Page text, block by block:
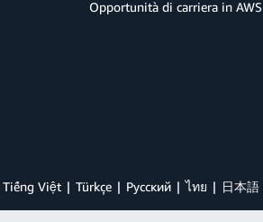
Opportunità di carriera in AWS
Tiếng Việt Türkçe Ρусский ไทย 日本語